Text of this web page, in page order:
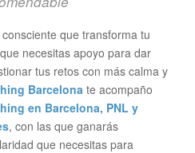
que transforma tu
necesitas apoyo para dar
tus retos con más calma y
Barcelonate acompaño
en Barcelona, PNL y
, con las que ganarás
que necesitas para